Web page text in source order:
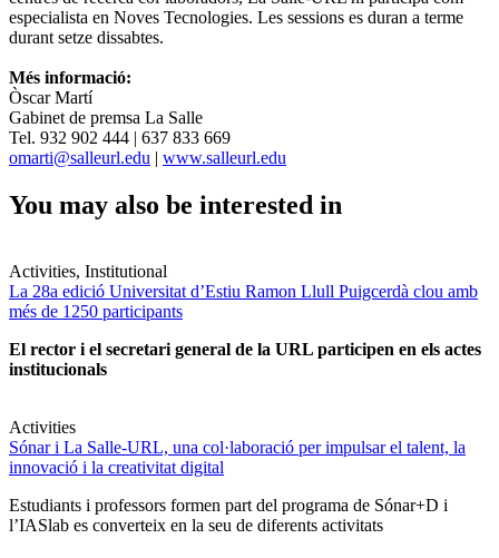
especialista en Noves Tecnologies. Les sessions es duran a terme
durant setze dissabtes.
Més informació:
Òscar Martí
Gabinet de premsa La Salle
Tel. 932 902 444 | 637 833 669
omarti@salleurl.edu | www.salleurl.edu
You may also be interested in
Activities, Institutional
La 28a edició Universitat d’Estiu Ramon Llull Puigcerdà clou amb
més de 1250 participants
El rector i el secretari general de la URL participen en els actes
institucionals
Activities
Sónar i La Salle-URL, una col·laboració per impulsar el talent, la
innovació i la creativitat digital
Estudiants i professors formen part del programa de Sónar+D i
l’IASlab es converteix en la seu de diferents activitats